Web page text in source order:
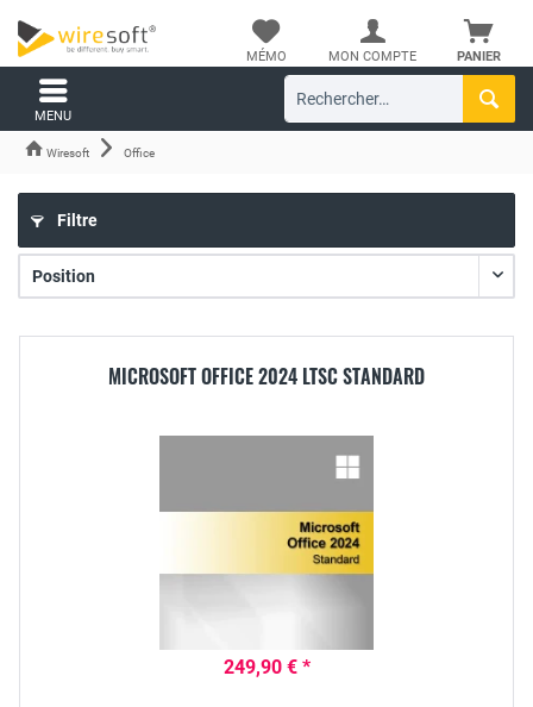
PANIER
MÉMO MON COMPTE
MENU
Wiresoft Office
Filtre
MICROSOFT OFFICE 2024 LTSC STANDARD
249,90 € *